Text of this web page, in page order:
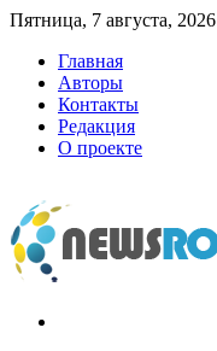
Пятница, 7 августа, 2026
Главная
Авторы
Контакты
Редакция
О проекте
newsroom.su
Новости о новостях